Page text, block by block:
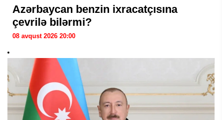
Azərbaycan benzin ixracatçısına
çevrilə bilərmi?
08 avqust 2026 20:00